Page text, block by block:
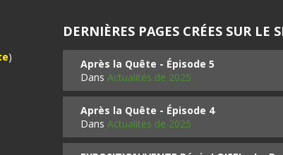
)
DERNIÈRES PAGES CRÉES SUR LE
Après la Quête - Épisode 5
Dans Actualités de 2025
Après la Quête - Épisode 4
Dans Actualités de 2025